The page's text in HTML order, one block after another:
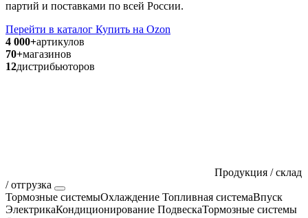
партий и поставками по всей России.
Перейти в каталог Купить на Ozon
4 000+артикулов
70+магазинов
12дистрибьюторов
Продукция / склад
/ отгрузка
Тормозные системыОхлаждение Топливная системаВпуск
ЭлектрикаКондиционирование ПодвескаТормозные системы